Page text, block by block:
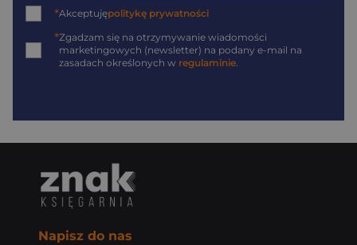
*Akceptujępolitykę prywatności
*Zgadzam się na otrzymywanie wiadomości
marketingowych (newsletter) na podany e-mail na
zasadach określonych w regulaminie.
Napisz do nas